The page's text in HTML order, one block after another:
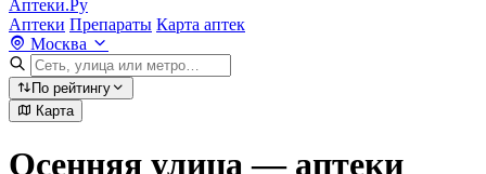
Аптеки.Ру
Аптеки Препараты Карта аптек
Москва
По рейтингу
Карта
Осенняя улица — аптеки